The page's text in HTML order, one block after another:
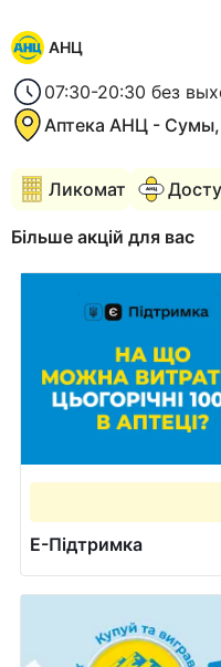
АНЦ
07:30-20:30 без
Аптека АНЦ - Сумы,
Ликомат
Більше акцій для вас
Е-Підтримка